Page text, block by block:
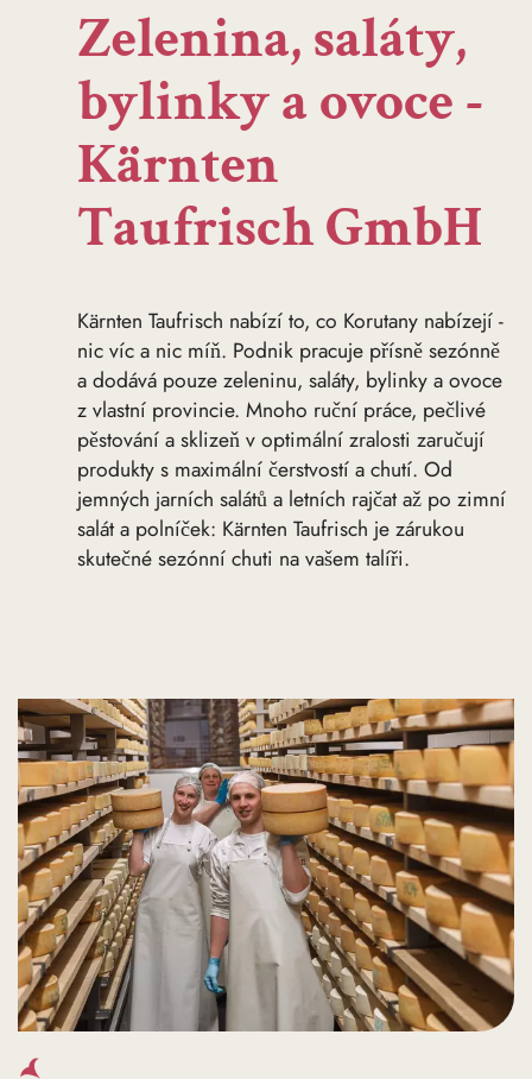
Zelenina, saláty,
bylinky a ovoce -
Kärnten
Taufrisch GmbH
Kärnten Taufrisch nabízí to, co Korutany nabízejí -
nic víc a nic míň. Podnik pracuje přísně sezónně
a dodává pouze zeleninu, saláty, bylinky a ovoce
z vlastní provincie. Mnoho ruční práce, pečlivé
pěstování a sklizeň v optimální zralosti zaručují
produkty s maximální čerstvostí a chutí. Od
jemných jarních salátů a letních rajčat až po zimní
salát a polníček: Kärnten Taufrisch je zárukou
skutečné sezónní chuti na vašem talíři.